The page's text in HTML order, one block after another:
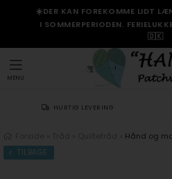
☀️DER KAN FOREKOMME LIDT
I SOMMERPERIODEN.
🇩🇰
MENU
HURTIG LEVERING
Hånd og
TILBAGE